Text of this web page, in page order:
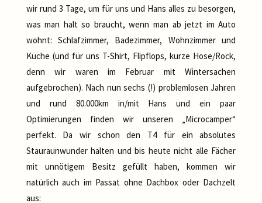
wir rund 3 Tage, um für uns und Hans alles zu besorgen,
was man halt so braucht, wenn man ab jetzt im Auto
wohnt: Schlafzimmer, Badezimmer, Wohnzimmer und
Küche (und für uns T-Shirt, Flipflops, kurze Hose/Rock,
denn wir waren im Februar mit Wintersachen
aufgebrochen). Nach nun sechs (!) problemlosen Jahren
und rund 80.000km in/mit Hans und ein paar
Optimierungen finden wir unseren „Microcamper“
perfekt. Da wir schon den T4 für ein absolutes
Stauraunwunder halten und bis heute nicht alle Fächer
mit unnötigem Besitz gefüllt haben, kommen wir
natürlich auch im Passat ohne Dachbox oder Dachzelt
aus: